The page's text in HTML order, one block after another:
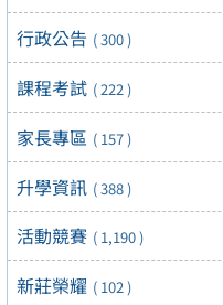
行政公告 ( 300 )
課程考試 ( 222 )
家長專區 ( 157 )
升學資訊 ( 388 )
活動競賽 ( 1,190 )
新莊榮耀 ( 102 )